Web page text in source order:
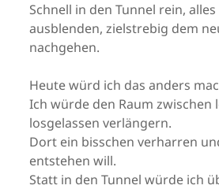
Schnell in den Tunnel rein,
ausblenden, zielstrebig dem
nachgehen.
Heute würd ich das anders
Ich würde den Raum zwischen
losgelassen verlängern.
Dort ein bisschen verharren
entstehen will.
Statt in den Tunnel würde ich